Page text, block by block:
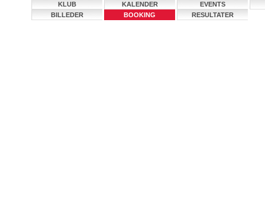
KLUB KALENDER
EVENTS
BILLEDER
BOOKING RESULTATER